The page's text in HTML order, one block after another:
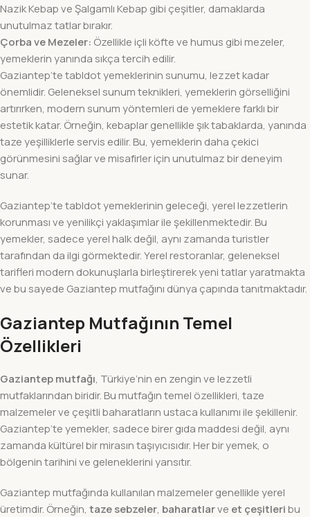
Nazik Kebap ve Şalgamlı Kebap gibi çeşitler, damaklarda
unutulmaz tatlar bırakır.
Çorba ve Mezeler: Özellikle içli köfte ve humus gibi mezeler,
yemeklerin yanında sıkça tercih edilir.
Gaziantep’te tabldot yemeklerinin sunumu, lezzet kadar
önemlidir. Geleneksel sunum teknikleri, yemeklerin görselliğini
artırırken, modern sunum yöntemleri de yemeklere farklı bir
estetik katar. Örneğin, kebaplar genellikle şık tabaklarda, yanında
taze yeşilliklerle servis edilir. Bu, yemeklerin daha çekici
görünmesini sağlar ve misafirler için unutulmaz bir deneyim
sunar.
Gaziantep’te tabldot yemeklerinin geleceği, yerel lezzetlerin
korunması ve yenilikçi yaklaşımlar ile şekillenmektedir. Bu
yemekler, sadece yerel halk değil, aynı zamanda turistler
tarafından da ilgi görmektedir. Yerel restoranlar, geleneksel
tarifleri modern dokunuşlarla birleştirerek yeni tatlar yaratmakta
ve bu sayede Gaziantep mutfağını dünya çapında tanıtmaktadır.
Gaziantep Mutfağının Temel
Özellikleri
Gaziantep mutfağı, Türkiye’nin en zengin ve lezzetli
mutfaklarından biridir. Bu mutfağın temel özellikleri, taze
malzemeler ve çeşitli baharatların ustaca kullanımı ile şekillenir.
Gaziantep’te yemekler, sadece birer gıda maddesi değil, aynı
zamanda kültürel bir mirasın taşıyıcısıdır. Her bir yemek, o
bölgenin tarihini ve geleneklerini yansıtır.
Gaziantep mutfağında kullanılan malzemeler genellikle yerel
üretimdir. Örneğin, taze sebzeler, baharatlarve et çeşitleribu